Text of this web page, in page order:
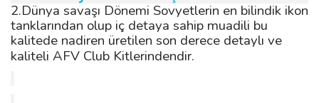
2.Dünya savaşı Dönemi Sovyetlerin en bilindik ikon
tanklarından olup iç detaya sahip muadili bu
kalitede nadiren üretilen son derece detaylı ve
kaliteli AFV Club Kitlerindendir.